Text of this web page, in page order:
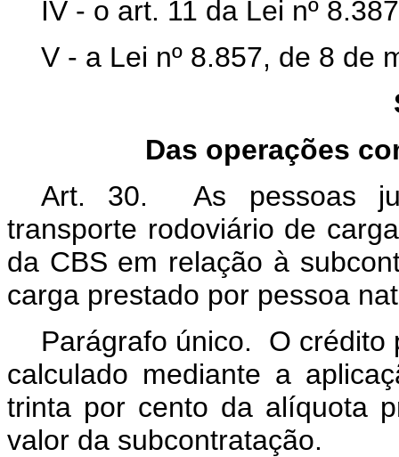
IV - o art. 11 da Lei nº
V - a Lei nº 8.857, de 8 de
Das operações
Art. 30. As pessoas
transporte rodoviário de
da CBS em relação à
carga prestado por pessoa
Parágrafo único. O
calculado mediante a
trinta por cento da alíquota
valor da subcontratação.